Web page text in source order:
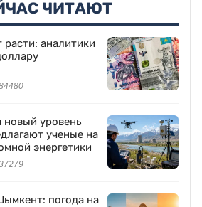
ЧИТАЮТ
аналитики
новый уровень
ученые на
энергетики
погода на